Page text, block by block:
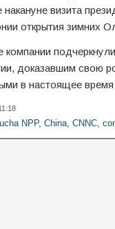
накануне визита
открытия зимних
компании
доказавшим свою
в настоящее время
NPP, China, CNNC,